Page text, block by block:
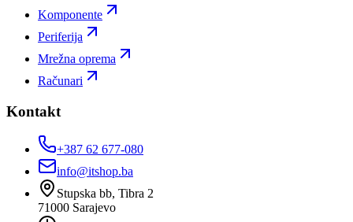
Komponente
Periferija
Mrežna oprema
Računari
Kontakt
+387 62 677-080
info@itshop.ba
Stupska bb, Tibra 2
71000 Sarajevo